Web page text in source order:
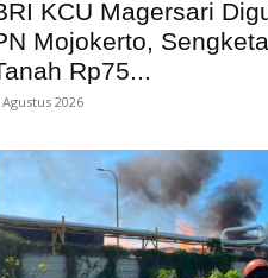
KCU Magersari
Mojokerto,
Rp75...
Agustus 2026